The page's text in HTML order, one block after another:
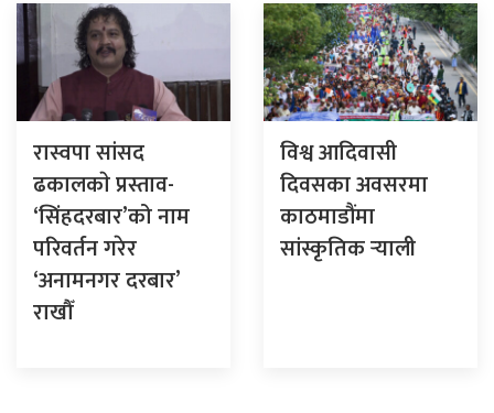
रास्वपा सांसद
ढकालकाे प्रस्ताव-
‘सिंहदरबार’को नाम
परिवर्तन गरेर
‘अनामनगर दरबार’
राखौँ
विश्व आदिवासी
दिवसका अवसरमा
काठमाडौंमा
सांस्कृतिक र्‍याली